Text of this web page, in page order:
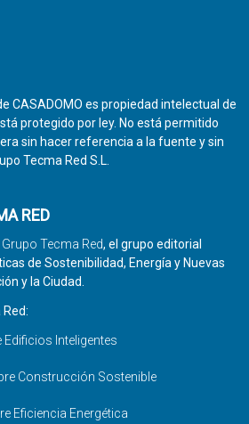
CASADOMO es propiedad intelectual de
protegido por ley. No está permitido
sin hacer referencia a la fuente y sin
Tecma Red S.L.
RED
Grupo Tecma Red, el grupo editorial
de Sostenibilidad, Energía y Nuevas
y la Ciudad.
Edificios Inteligentes
Construcción Sostenible
Eficiencia Energética